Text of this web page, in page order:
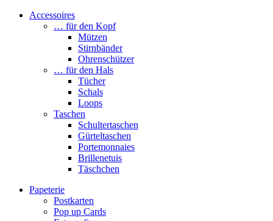
Accessoires
… für den Kopf
Mützen
Stirnbänder
Ohrenschützer
… für den Hals
Tücher
Schals
Loops
Taschen
Schultertaschen
Gürteltaschen
Portemonnaies
Brillenetuis
Täschchen
Papeterie
Postkarten
Pop up Cards